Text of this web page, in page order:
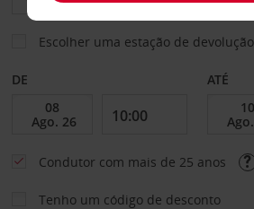
Escolher uma estação de
DE ATÉ
Condutor com mais de 25 anos
Tenho um código de desconto